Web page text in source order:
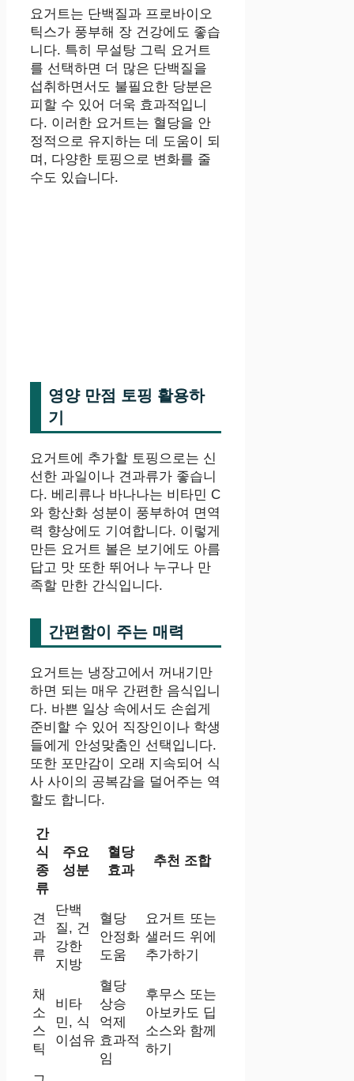
요거트는 단백질과 프로바이오
틱스가 풍부해 장 건강에도 좋습
니다. 특히 무설탕 그릭 요거트
를 선택하면 더 많은 단백질을
섭취하면서도 불필요한 당분은
피할 수 있어 더욱 효과적입니
다. 이러한 요거트는 혈당을 안
정적으로 유지하는 데 도움이 되
며, 다양한 토핑으로 변화를 줄
수도 있습니다.
영양 만점 토핑 활용하
기
요거트에 추가할 토핑으로는 신
선한 과일이나 견과류가 좋습니
다. 베리류나 바나나는 비타민 C
와 항산화 성분이 풍부하여 면역
력 향상에도 기여합니다. 이렇게
만든 요거트 볼은 보기에도 아름
답고 맛 또한 뛰어나 누구나 만
족할 만한 간식입니다.
간편함이 주는 매력
요거트는 냉장고에서 꺼내기만
하면 되는 매우 간편한 음식입니
다. 바쁜 일상 속에서도 손쉽게
준비할 수 있어 직장인이나 학생
들에게 안성맞춤인 선택입니다.
또한 포만감이 오래 지속되어 식
사 사이의 공복감을 덜어주는 역
할도 합니다.
간
식
종
류
주요
성분
혈당
효과
추천 조합
견
과
류
단백
질, 건
강한
지방
혈당
안정화
도움
요거트 또는
샐러드 위에
추가하기
채
소
스
틱
비타
민, 식
이섬유
혈당
상승
억제
효과적
임
후무스 또는
아보카도 딥
소스와 함께
하기